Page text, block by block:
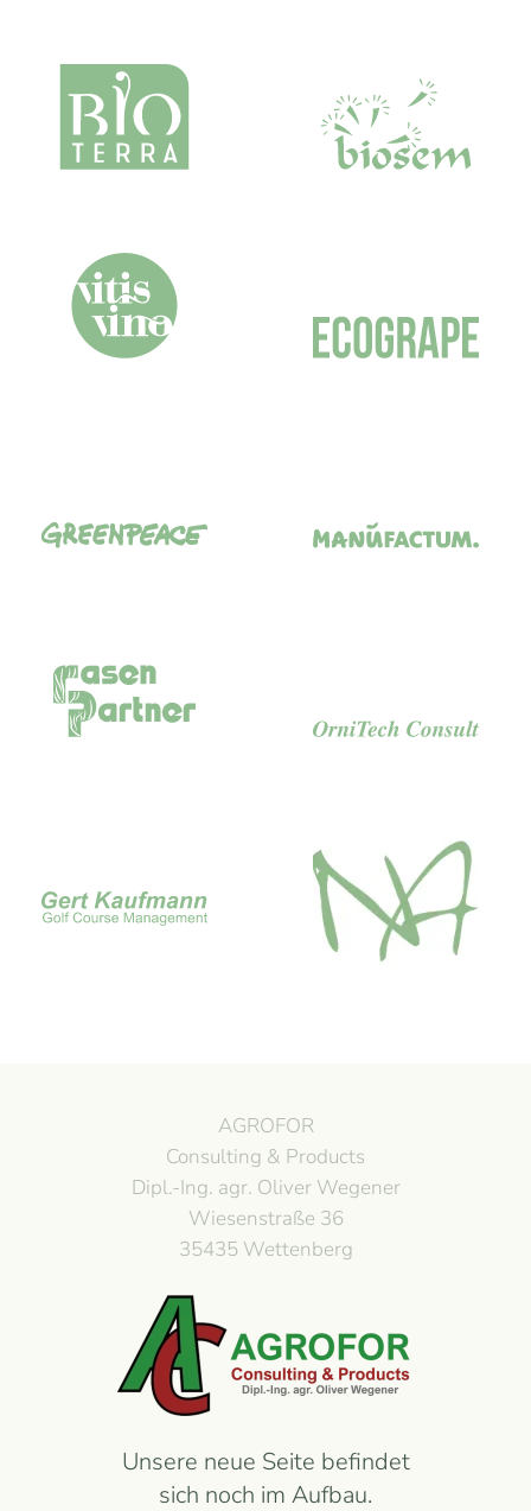
AGROFOR
Consulting & Products
Dipl.-Ing. agr. Oliver Wegener
Wiesenstraße 36
35435 Wettenberg
Unsere neue Seite befindet
sich noch im Aufbau.